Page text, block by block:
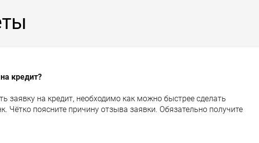
кредит?
заявку на кредит, необходимо как можно быстрее сделать
Чётко поясните причину отзыва заявки. Обязательно получите